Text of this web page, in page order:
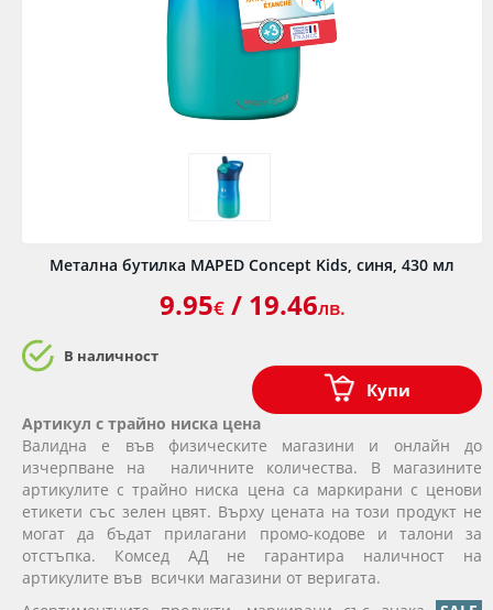
Метална бутилка MAPED Concept Kids, синя, 430 мл
9.95€/ 19.46лв.
В наличност
Артикул с трайно ниска цена
Валидна е във физическите магазини и онлайн до
изчерпване на наличните количества. В магазините
артикулите с трайно ниска цена са маркирани с ценови
етикети със зелен цвят. Върху цената на този продукт не
могат да бъдат прилагани промо-кодове и талони за
отстъпка. Комсед АД не гарантира наличност на
артикулите във всички магазини от веригата.
Купи